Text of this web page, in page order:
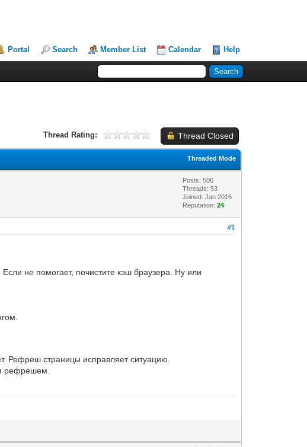
Portal Search Member List Calendar Help
Thread Closed
Thread Rating:
Threaded Mode
Posts: 506
Threads: 53
Joined: Jan 2016
Reputation:24
#1
не помогает, почистите кэш браузера. Ну или
Рефреш страницы исправляет ситуацию.
рефрешем.